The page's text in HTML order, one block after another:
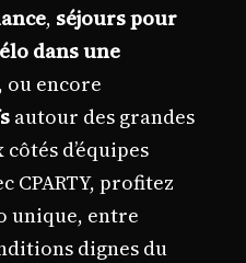
, séjours pour
dans une
, ou encore
autour des grandes
côtés d’équipes
CPARTY, profitez
unique, entre
dignes du